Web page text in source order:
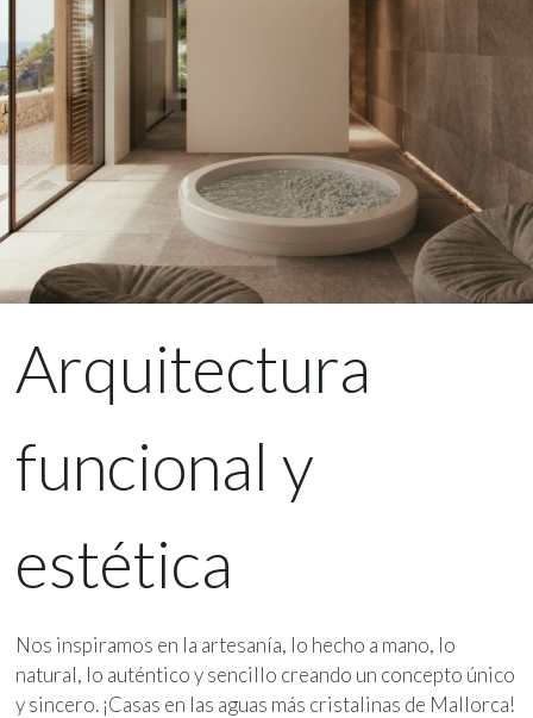
Arquitectura
funcional y
estética
Nos inspiramos en la artesanía, lo hecho a mano, lo
natural, lo auténtico y sencillo creando un concepto único
y sincero. ¡Casas en las aguas más cristalinas de Mallorca!